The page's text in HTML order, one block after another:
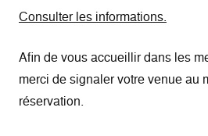
Consulter les informations.
Afin de vous accueillir dans les
merci de signaler votre venue au
réservation.